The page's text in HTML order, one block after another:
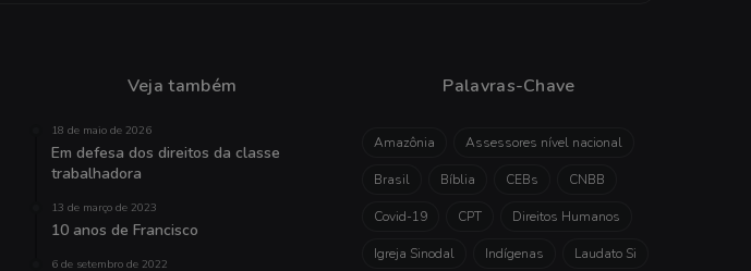
Veja também
18 de maio de 2026
Em defesa dos direitos da classe
trabalhadora
13 de março de 2023
10 anos de Francisco
6 de setembro de 2022
Palavras-Chave
Amazônia Assessores nível nacional
Brasil Bíblia CEBs CNBB
Covid-19 CPT Direitos Humanos
Igreja Sinodal Indígenas Laudato Si